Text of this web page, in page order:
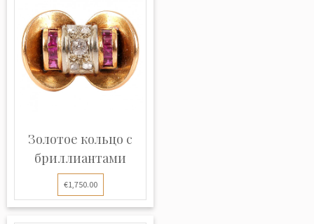
Золотое кольцо с
бриллиантами
€1,750.00